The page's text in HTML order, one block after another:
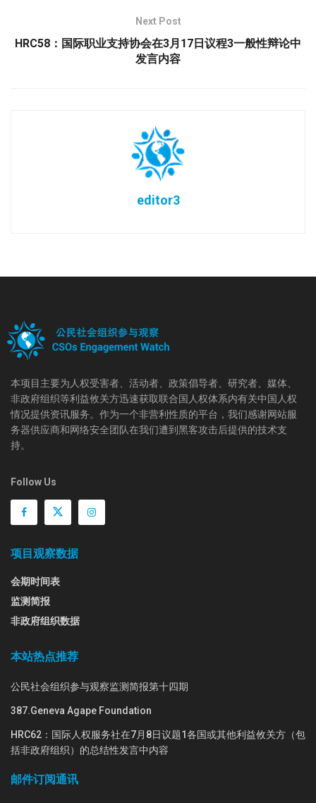
Next Post
HRC58：国际职业支持协会在3月17日议程3一般性辩论中
发言内容
editor3
本项目主要为人权受害者、活动者、政策倡导者、研究者、媒体、
非政府组织等利益攸关方迅速获取联合国人权体系内有关中国人权
情况提供资讯服务。作为一个非营利性质的平台，我们感谢网站服
务器供应商和网络安全团队在我们遭到黑客攻击后提供的技术支
持。
Follow Us
项目观察数据
会期时间表
监测简报
非政府组织数据
本站热点推荐
公民社会组织参与观察监测简报第十四期
387.Geneva Agape Foundation
HRC62：国际人权服务社在7月8日议题1各国或其他利益攸关方（包
括非政府组织）的总结性发言中内容
邮件订阅通讯